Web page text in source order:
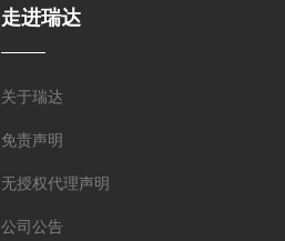
走进瑞达
关于瑞达
免责声明
无授权代理声明
公司公告